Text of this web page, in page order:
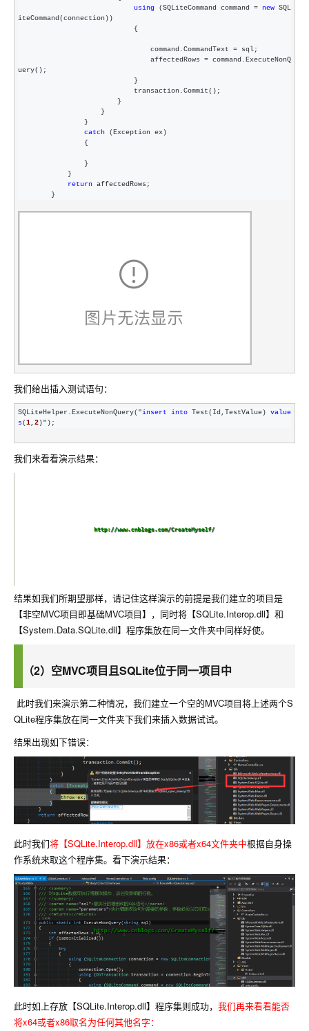
using (SQLiteCommand command = new SQL
iteCommand(connection))
                                command.CommandText
= sql;
                                affectedRows
= command.ExecuteNonQ
uery();
catch (Exception ex)
return affectedRows;
        }
我们给出插入测试语句：
SQLiteHelper.ExecuteNonQuery("insert into Test(Id,TestValue) value
s(1,2)");
我们来看看演示结果：
结果如我们所期望那样，请记住这样演示的前提是我们建立的项目是
【非空MVC项目即基础MVC项目】，同时将【SQLite.Interop.dll】和
【System.Data.SQLite.dll】程序集放在同一文件夹中同样好使。
（2）空MVC项目且SQLite位于同一项目中
此时我们来演示第二种情况，我们建立一个空的MVC项目将上述两个S
QLite程序集放在同一文件夹下我们来插入数据试试。
结果出现如下错误：
此时我们将【SQLite.Interop.dll】放在x86或者x64文件夹中根据自身操
作系统来取这个程序集。看下演示结果：
此时如上存放【SQLite.Interop.dll】程序集则成功， 我们再来看看能否
将x64或者x86取名为任何其他名字：